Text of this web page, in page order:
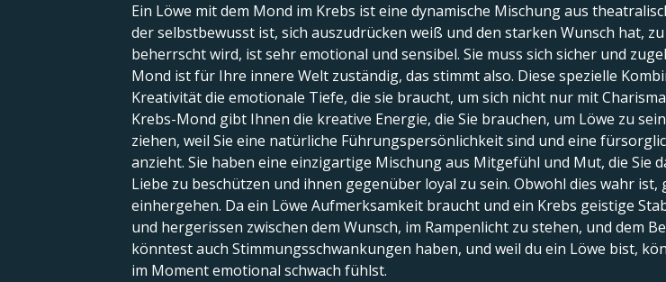
Ein Löwe mit dem Mond im Krebs ist eine dynamische Mischung aus
der selbstbewusst ist, sich auszudrücken weiß und den starken Wunsch hat,
beherrscht wird, ist sehr emotional und sensibel. Sie muss sich sicher und
Mond ist für Ihre innere Welt zuständig, das stimmt also. Diese spezielle
Kreativität die emotionale Tiefe, die sie braucht, um sich nicht nur mit
Krebs-Mond gibt Ihnen die kreative Energie, die Sie brauchen, um Löwe zu
ziehen, weil Sie eine natürliche Führungspersönlichkeit sind und eine
anzieht. Sie haben eine einzigartige Mischung aus Mitgefühl und Mut, die Sie
Liebe zu beschützen und ihnen gegenüber loyal zu sein. Obwohl dies wahr
einhergehen. Da ein Löwe Aufmerksamkeit braucht und ein Krebs geistige
und hergerissen zwischen dem Wunsch, im Rampenlicht zu stehen, und dem
könntest auch Stimmungsschwankungen haben, und weil du ein Löwe bist,
im Moment emotional schwach fühlst.